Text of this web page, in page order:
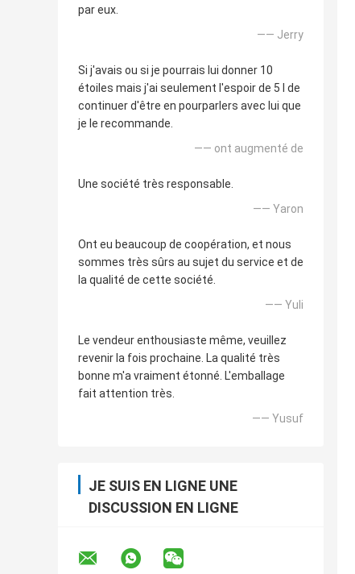
par eux.
—— Jerry
Si j'avais ou si je pourrais lui donner 10
étoiles mais j'ai seulement l'espoir de 5 I de
continuer d'être en pourparlers avec lui que
je le recommande.
—— ont augmenté de
Une société très responsable.
—— Yaron
Ont eu beaucoup de coopération, et nous
sommes très sûrs au sujet du service et de
la qualité de cette société.
—— Yuli
Le vendeur enthousiaste même, veuillez
revenir la fois prochaine. La qualité très
bonne m'a vraiment étonné. L'emballage
fait attention très.
—— Yusuf
JE SUIS EN LIGNE UNE
DISCUSSION EN LIGNE